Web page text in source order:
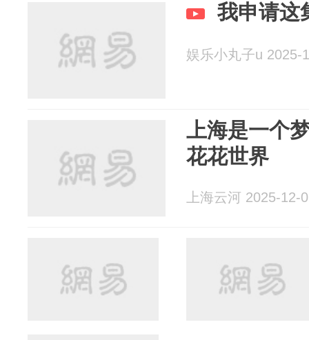
我申请这
娱乐小丸子u 2025-
上海是一个
花花世界
上海云河 2025-12-